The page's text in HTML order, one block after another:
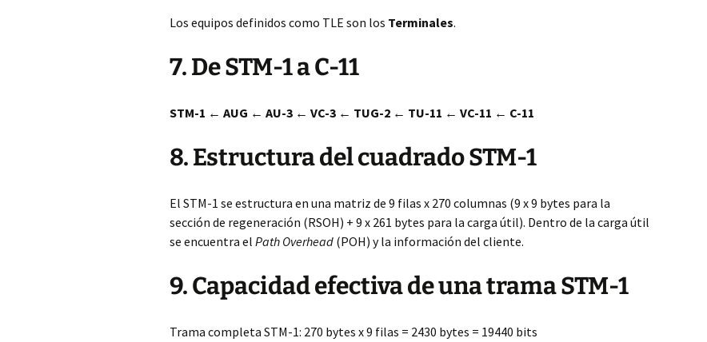
Los equipos definidos como TLE son los Terminales.
7. De STM-1 a C-11
STM-1 ← AUG ← AU-3 ← VC-3 ← TUG-2 ← TU-11 ← VC-11 ← C-11
8. Estructura del cuadrado STM-1
El STM-1 se estructura en una matriz de 9 filas x 270 columnas (9 x 9 bytes para la
sección de regeneración (RSOH) + 9 x 261 bytes para la carga útil). Dentro de la carga útil
se encuentra el Path Overhead (POH) y la información del cliente.
9. Capacidad efectiva de una trama STM-1
Trama completa STM-1: 270 bytes x 9 filas = 2430 bytes = 19440 bits